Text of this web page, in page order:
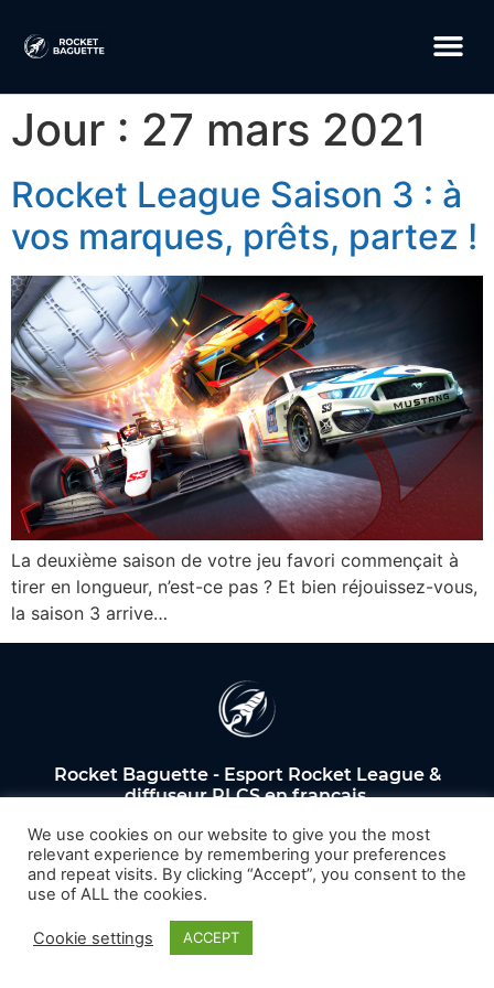
Jour : 27 mars 2021
Rocket League Saison 3 : à
vos marques, prêts, partez !
La deuxième saison de votre jeu favori commençait à
tirer en longueur, n’est-ce pas ? Et bien réjouissez-vous,
la saison 3 arrive…
Rocket Baguette - Esport Rocket League &
diffuseur RLCS en français.
Mentions légales
We use cookies on our website to give you the most
relevant experience by remembering your preferences
and repeat visits. By clicking “Accept”, you consent to the
use of ALL the cookies.
Cookie settings ACCEPT